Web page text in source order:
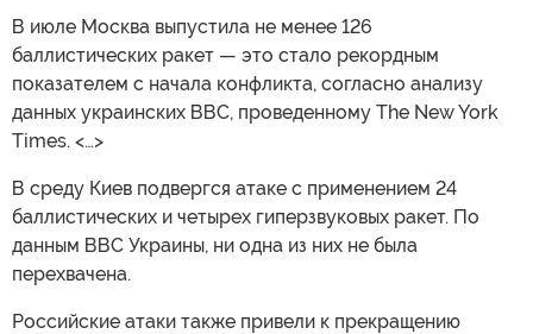
В июле Москва выпустила не менее 126
баллистических ракет — это стало рекордным
показателем с начала конфликта, согласно анализу
данных украинских ВВС, проведенному The New York
Times. <…>
В среду Киев подвергся атаке с применением 24
баллистических и четырех гиперзвуковых ракет. По
данным ВВС Украины, ни одна из них не была
перехвачена.
Российские атаки также привели к прекращению